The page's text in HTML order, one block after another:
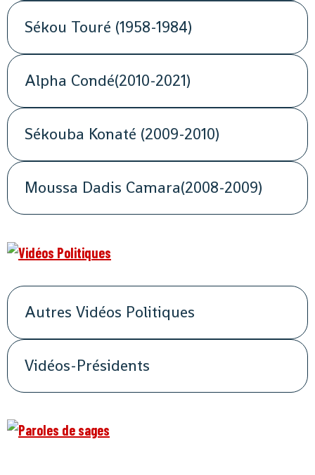
Sékou Touré (1958-1984)
Alpha Condé(2010-2021)
Sékouba Konaté (2009-2010)
Moussa Dadis Camara(2008-2009)
Autres Vidéos Politiques
Vidéos-Présidents